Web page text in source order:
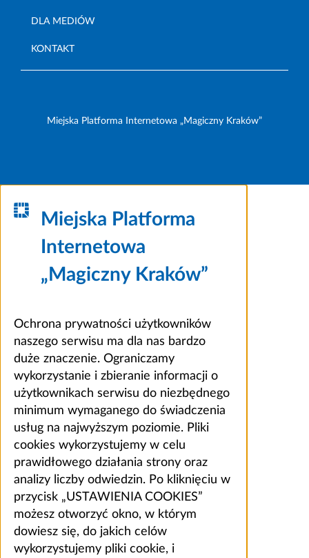
DLA MEDIÓW
KONTAKT
Miejska Platforma Internetowa „Magiczny Kraków”
Miejska Platforma
Internetowa
„Magiczny Kraków”
Ochrona prywatności użytkowników
naszego serwisu ma dla nas bardzo
duże znaczenie. Ograniczamy
wykorzystanie i zbieranie informacji o
użytkownikach serwisu do niezbędnego
minimum wymaganego do świadczenia
usług na najwyższym poziomie. Pliki
cookies wykorzystujemy w celu
prawidłowego działania strony oraz
analizy liczby odwiedzin. Po kliknięciu w
przycisk „USTAWIENIA COOKIES”
możesz otworzyć okno, w którym
dowiesz się, do jakich celów
wykorzystujemy pliki cookie, i